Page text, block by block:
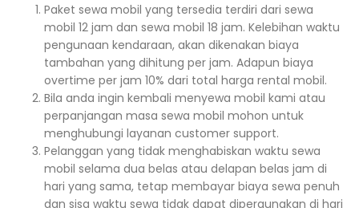
Paket sewa mobil yang tersedia terdiri dari sewa
mobil 12 jam dan sewa mobil 18 jam. Kelebihan waktu
pengunaan kendaraan, akan dikenakan biaya
tambahan yang dihitung per jam. Adapun biaya
overtime per jam 10% dari total harga rental mobil.
Bila anda ingin kembali menyewa mobil kami atau
perpanjangan masa sewa mobil mohon untuk
menghubungi layanan customer support.
Pelanggan yang tidak menghabiskan waktu sewa
mobil selama dua belas atau delapan belas jam di
hari yang sama, tetap membayar biaya sewa penuh
dan sisa waktu sewa tidak dapat dipergunakan di hari